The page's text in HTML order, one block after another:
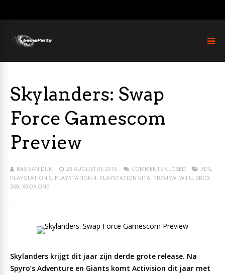
Skylanders: Swap
Force Gamescom
Preview
BAS VAN DUN 23 AUGUSTUS 2013 COMMENTS CLOSED 3DS,
PLAYSTATION 3, PLAYSTATION 4, PLAYSTATION VITA, PREVIEW, WII U, XBOX
360, XBOX ONE
Skylanders krijgt dit jaar zijn derde grote release. Na
Spyro’s Adventure en Giants komt Activision dit jaar met